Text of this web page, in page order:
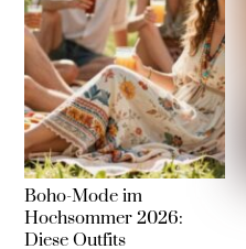
Boho-Mode im
Hochsommer 2026:
Diese Outfits